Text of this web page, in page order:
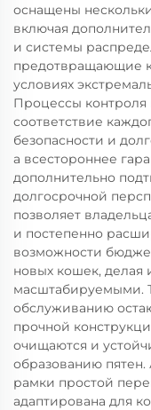
оснащены
включая
и системы
предотвращающие
условиях
Процессы контроля
соответствие
безопасности и
а всестороннее
дополнительно
долгосрочной
позволяет
и постепенно
возможности
новых кошек, делая
масштабируемыми.
обслуживанию
прочной
очищаются и
образованию пятен.
рамки простой
адаптирована для